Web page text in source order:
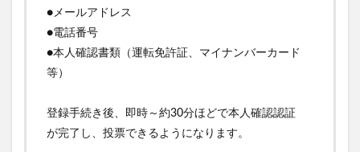
●メールアドレス
●電話番号
●本人確認書類（運転免許証、マイナンバーカード
等）
登録手続き後、即時～約30分ほどで本人確認認証
が完了し、投票できるようになります。